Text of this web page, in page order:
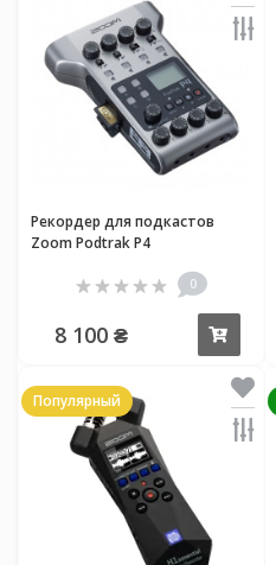
Рекордер для подкастов
Zoom Podtrak P4
0
8 100 ₴
Популярный